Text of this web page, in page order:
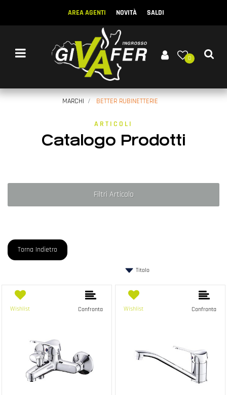
AREA AGENTI NOVITÀ SALDI
Open menu
0
MARCHI BETTER RUBINETTERIE
ARTICOLI
Catalogo Prodotti
Filtri Articolo
Torna Indietro
Wishlist Confronta Wishlist Confronta